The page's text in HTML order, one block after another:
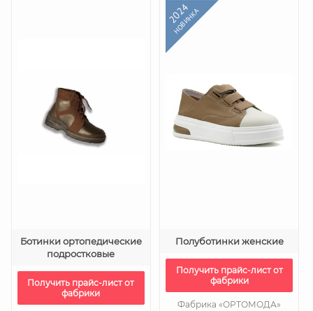
Ботинки ортопедические
подростковые
Получить прайс-лист от
фабрики
2024
НОВИНКА
Полуботинки женские
Получить прайс-лист от
фабрики
Фабрика «ОРТОМОДА»